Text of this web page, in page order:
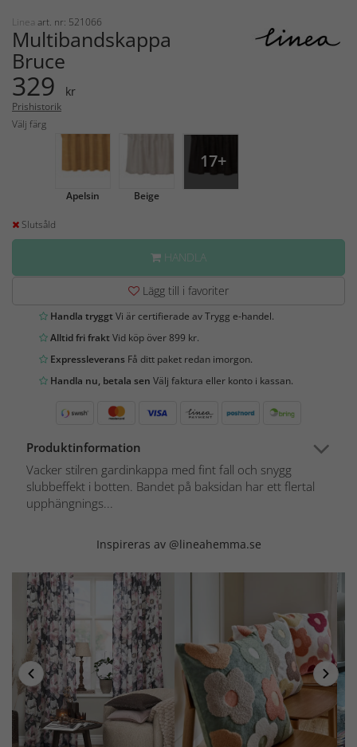
Linea art. nr: 521066
Multibandskappa
Bruce
329 kr
Prishistorik
Välj färg
Apelsin Beige
17+
Slutsåld
HANDLA
Lägg till i favoriter
Handla tryggtVi är certifierade av Trygg e-handel.
Alltid fri fraktVid köp över 899 kr.
Expressleverans Få ditt paket redan imorgon.
Handla nu, betala sen Välj faktura eller konto i kassan.
Produktinformation
Vacker stilren gardinkappa med fint fall och snygg
slubbeffekt i botten. Bandet på baksidan har ett flertal
upphängnings...
Inspireras av @lineahemma.se